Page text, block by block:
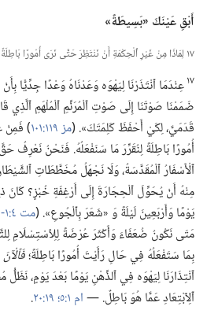
أَبْقِ عَيْنَكَ «بَسِيطَةً»‏
١٧ لِمَاذَا مِنْ غَيْرِ ٱلْحِكْمَةِ أَنْ نَنْتَظِرَ حَتَّى نَرَى أُمُورًا بَاطِلَةً لِنُقَرِّرَ مَا سَنَفْعَلُهُ؟‏
١٧عِنْدَمَا ٱنْتَذَرْنَا لِيَهْوَه وَعَدْنَاهُ وَعْدًا جِدِّيًّا
ضَمَمْنَا صَوْتَنَا إِلَى صَوْتِ ٱلْمُرَنِّمِ ٱلْمُلْهَمِ
قَدَمَيَّ،‏ لِكَيْ أَحْفَظَ كَلِمَتَكَ».‏ (‏مز ١١٩:‏١٠١
‏)‏ فَمِنْ
أُمُورًا بَاطِلَةً لِنُقَرِّرَ مَا سَنَفْعَلُهُ.‏ فَنَحْنُ نَعْرِفُ حَقَّ
ٱلْأَسْفَارُ ٱلْمُقَدَّسَةُ،‏ وَلَا نَجْهَلُ مُخَطَّطَاتِ
مِنْهُ أَنْ يُحَوِّلَ ٱلْحِجَارَةَ إِلَى أَرْغِفَةِ خُبْزٍ؟‏
يَوْمًا وَأَرْبَعِينَ لَيْلَةً وَ «شَعَرَ بِٱلْجُوعِ».‏ (‏مت ٤:‏١-‏٤
مَتَى نَكُونُ ضُعَفَاءَ وَأَكْثَرَ عُرْضَةً لِلِٱسْتِسْلَامِ
بِمَا سَتَفْعَلُهُ فِي حَالِ رَأَيْتَ أُمُورًا بَاطِلَةً؛‏فَٱلْآنَ
ٱنْتِذَارَنَا لِيَهْوَه فِي ٱلذِّهْنِ يَوْمًا بَعْدَ يَوْمٍ،‏
ٱلِٱبْتِعَادِ عَمَّا هُوَ بَاطِلٌ.‏ —‏ام ١:‏٥؛‏ ‏.‏